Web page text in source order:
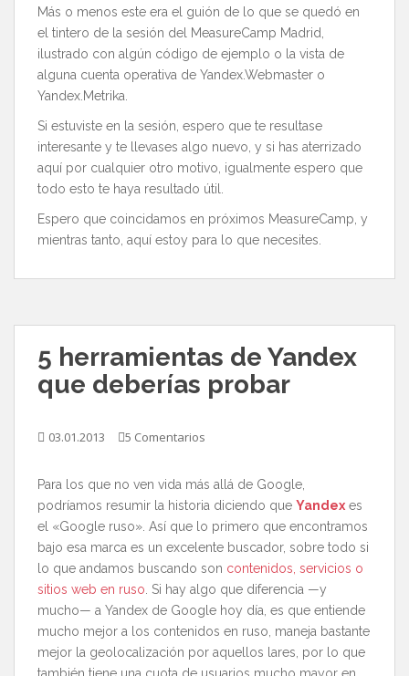
Más o menos este era el guión de lo que se quedó en
el tintero de la sesión del MeasureCamp Madrid,
ilustrado con algún código de ejemplo o la vista de
alguna cuenta operativa de Yandex.Webmaster o
Yandex.Metrika.
Si estuviste en la sesión, espero que te resultase
interesante y te llevases algo nuevo, y si has aterrizado
aquí por cualquier otro motivo, igualmente espero que
todo esto te haya resultado útil.
Espero que coincidamos en próximos MeasureCamp, y
mientras tanto, aquí estoy para lo que necesites.
5 herramientas de Yandex
que deberías probar
03.01.2013 5 Comentarios
Para los que no ven vida más allá de Google,
podríamos resumir la historia diciendo que Yandex es
el «Google ruso». Así que lo primero que encontramos
bajo esa marca es un excelente buscador, sobre todo si
lo que andamos buscando son contenidos, servicios o
sitios web en ruso. Si hay algo que diferencia —y
mucho— a Yandex de Google hoy día, es que entiende
mucho mejor a los contenidos en ruso, maneja bastante
mejor la geolocalización por aquellos lares, por lo que